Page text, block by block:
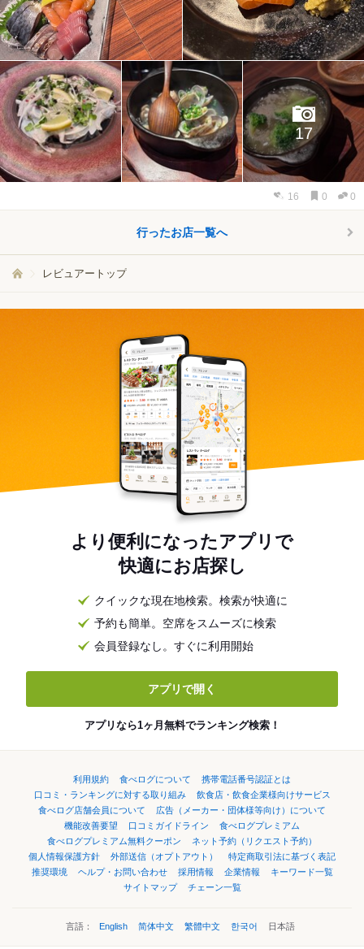
17
16 0 0
行ったお店一覧へ
レビュアートップ
より便利になったアプリで
快適にお店探し
クイックな現在地検索。検索が快適に
予約も簡単。空席をスムーズに検索
会員登録なし。すぐに利用開始
アプリで開く
アプリなら1ヶ月無料でランキング検索！
利用規約 食べログについて
携帯電話番号認証とは
口コミ・ランキングに対する取り組み
飲食店・飲食企業様向けサービス
食べログ店舗会員について
広告（メーカー・団体様等向け）について
機能改善要望
口コミガイドライン
食べログプレミアム
食べログプレミアム無料クーポン
ネット予約（リクエスト予約）
個人情報保護方針
外部送信（オプトアウト）
特定商取引法に基づく表記
推奨環境
ヘルプ・お問い合わせ 採用情報 企業情報
キーワード一覧
サイトマップ
チェーン一覧
言語： English 简体中文 繁體中文 한국어 日本語